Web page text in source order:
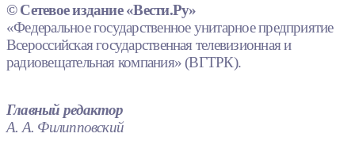
© Сетевое издание «Вести.Ру»
«Федеральное государственное унитарное предприятие
Всероссийская государственная телевизионная и
радиовещательная компания» (ВГТРК).
Главный редактор
А. А. Филипповский